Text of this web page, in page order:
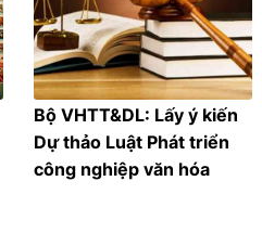
Bộ VHTT&DL: Lấy ý kiến
Dự thảo Luật Phát triển
công nghiệp văn hóa